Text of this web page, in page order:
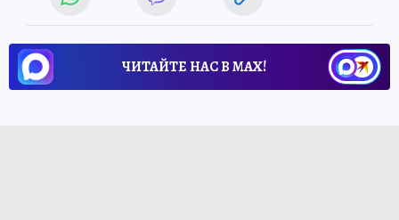
ЧИТАЙТЕ НАС В МАХ!